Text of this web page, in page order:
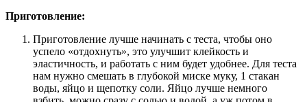
Приготовление:
Приготовление лучше начинать с теста, чтобы оно
успело «отдохнуть», это улучшит клейкость и
эластичность, и работать с ним будет удобнее. Для теста
нам нужно смешать в глубокой миске муку, 1 стакан
воды, яйцо и щепотку соли. Яйцо лучше немного